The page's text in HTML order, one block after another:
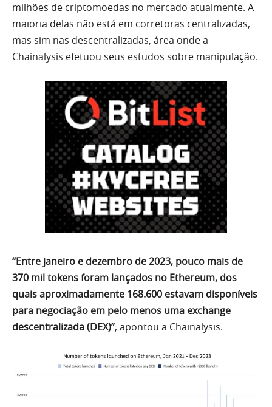
milhões de criptomoedas no mercado atualmente. A
maioria delas não está em corretoras centralizadas,
mas sim nas descentralizadas, área onde a
Chainalysis efetuou seus estudos sobre manipulação.
“Entre janeiro e dezembro de 2023, pouco mais de
370 mil tokens foram lançados no Ethereum, dos
quais aproximadamente 168.600 estavam disponíveis
para negociação em pelo menos uma exchange
descentralizada (DEX)”, apontou a Chainalysis.